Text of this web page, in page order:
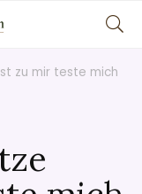
zu mir teste mich